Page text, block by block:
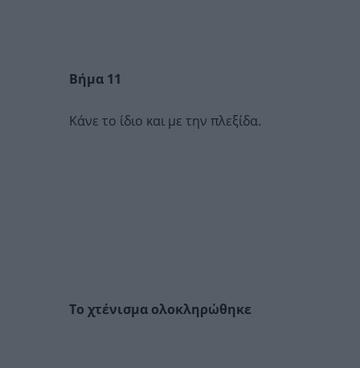
Βήμα 11
Κάνε το ίδιο και με την πλεξίδα.
Το χτένισμα ολοκληρώθηκε